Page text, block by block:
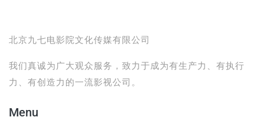
北京九七电影院文化传媒有限公司
我们真诚为广大观众服务，致力于成为有生产力、有执行
力、有创造力的一流影视公司。
Menu